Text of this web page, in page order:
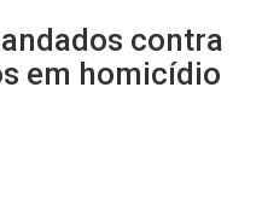
contra
em homicídio